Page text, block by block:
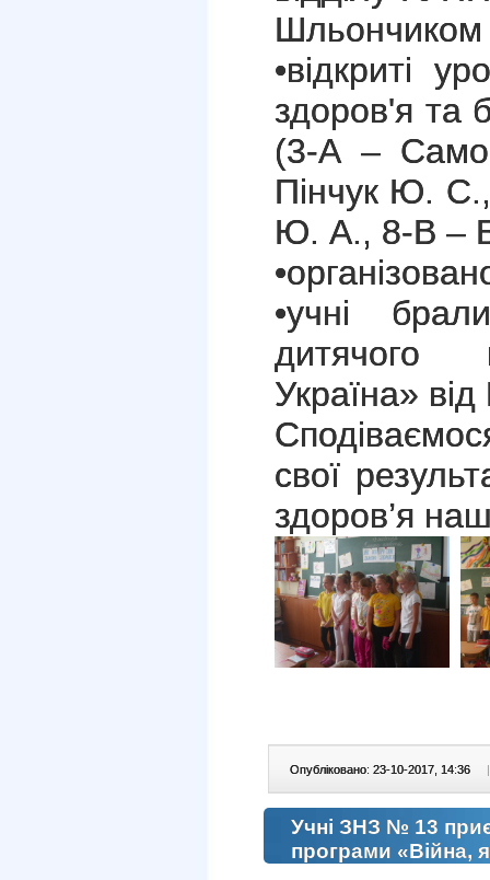
Шльончиком
•відкриті
здоров'я та
(3-А –
Пінчук Ю.
Ю. А., 8-В –
•учні
дитячого
Україна»
свої
здоров’я
Опубліковано: 23-10-2017, 14:36 |
Учні ЗНЗ № 13
програми «Війна,